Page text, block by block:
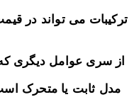
ترکیبات می تواند در
از سری عوامل دیگری که
مدل ثابت یا متحرک